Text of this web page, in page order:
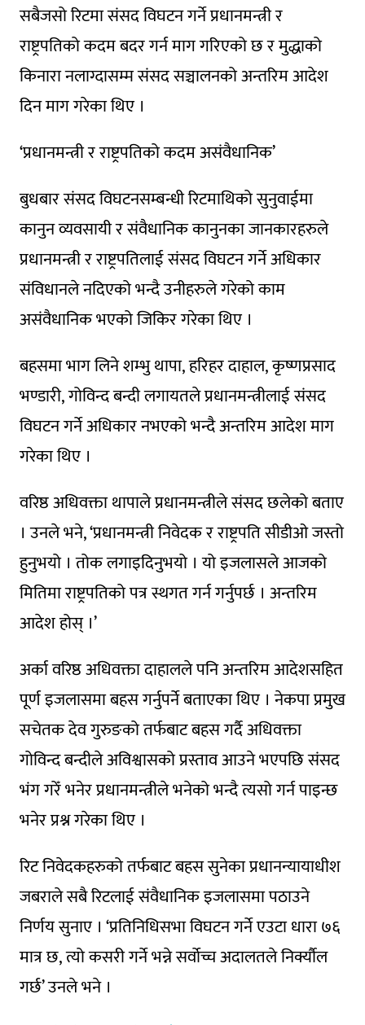
सबैजसो रिटमा संसद विघटन गर्ने प्रधानमन्त्री र
राष्ट्रपतिको कदम बदर गर्न माग गरिएको छ र मुद्धाको
किनारा नलाग्दासम्म संसद सञ्चालनको अन्तरिम आदेश
दिन माग गरेका थिए ।
‘प्रधानमन्त्री र राष्ट्रपतिको कदम असंवैधानिक’
बुधबार स‌ंसद विघटनसम्बन्धी रिटमाथिको सुनुवाईमा
कानुन व्यवसायी र संवैधानिक कानुनका जानकारहरुले
प्रधानमन्त्री र राष्ट्रपतिलाई संसद विघटन गर्ने अधिकार
संविधानले नदिएको भन्दै उनीहरुले गरेको काम
असंवैधानिक भएको जिकिर गरेका थिए ।
बहसमा भाग लिने शम्भु थापा, हरिहर दाहाल, कृष्णप्रसाद
भण्डारी, गोविन्द बन्दी लगायतले प्रधानमन्त्रीलाई संसद
विघटन गर्ने अधिकार नभएको भन्दै अन्तरिम आदेश माग
गरेका थिए ।
वरिष्ठ अधिवक्ता थापाले प्रधानमन्त्रीले संसद छलेको बताए
। उनले भने, ‘प्रधानमन्त्री निवेदक र राष्ट्रपति सीडीओ जस्तो
हुनुभयो । तोक लगाइदिनुभयो । यो इजलासले आजको
मितिमा राष्ट्रपतिको पत्र स्थगत गर्न गर्नुपर्छ । अन्तरिम
आदेश होस् ।’
अर्का वरिष्ठ अधिवक्ता दाहालले पनि अन्तरिम आदेशसहित
पूर्ण इजलासमा बहस गर्नुपर्ने बताएका थिए । नेकपा प्रमुख
सचेतक देव गुरुङको तर्फबाट बहस गर्दै अधिवक्ता
गोविन्द बन्दीले अविश्वासको प्रस्ताव आउने भएपछि संसद
भंग गरेँ भनेर प्रधानमन्त्रीले भनेको भन्दै त्यसो गर्न पाइन्छ
भनेर प्रश्न गरेका थिए ।
रिट निवेदकहरुको तर्फबाट बहस सुनेका प्रधानन्यायाधीश
जबराले सबै रिटलाई संवैधानिक इजलासमा पठाउने
निर्णय सुनाए । ‘प्रतिनिधिसभा विघटन गर्ने एउटा धारा ७६
मात्र छ, त्यो कसरी गर्ने भन्ने सर्वोच्च अदालतले निर्क्यौल
गर्छ’ उनले भने ।